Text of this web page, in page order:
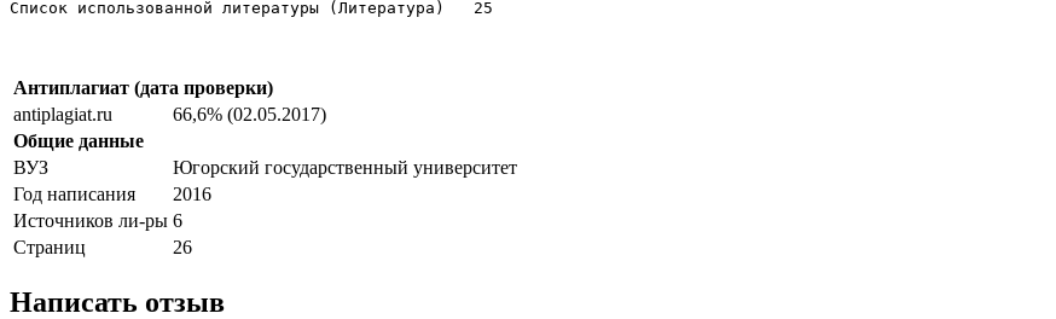
Антиплагиат (дата проверки)
antiplagiat.ru
66,6% (02.05.2017)
Общие данные
ВУЗ
Югорский государственный университет
Год написания
2016
Источников ли-ры 6
Страниц
26
Написать отзыв